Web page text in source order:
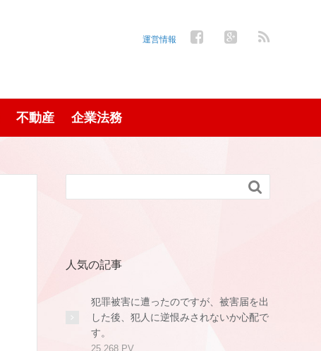
運営情報
不動産 企業法務

人気の記事
犯罪被害に遭ったのですが、被害届を出
した後、犯人に逆恨みされないか心配で
す。
25,268 PV